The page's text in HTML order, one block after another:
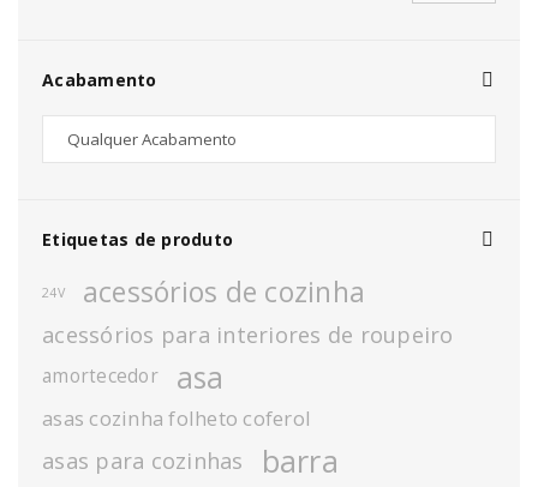
Acabamento
Etiquetas de produto
24V acessórios de cozinha
acessórios para interiores de roupeiro
amortecedor asa
asas cozinha folheto coferol
asas para cozinhas barra